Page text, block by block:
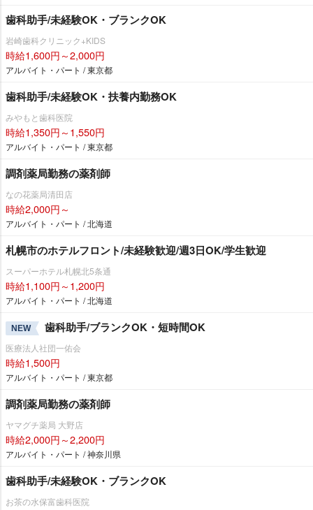
歯科助手/未経験OK・ブランクOK
崎歯科クリニック+KIDS
時給1,600円～2,000円
アルバイト・パート / 東京都
歯科助手/未経験OK・扶養内勤務OK
みやもと歯科医院
時給1,350円～1,550円
アルバイト・パート / 東京都
調剤薬局勤務の薬剤師
なの花薬局清田店
時給2,000円～
アルバイト・パート / 北海道
札幌市のホテルフロント/未経験歓迎/週3日OK/学生歓迎
スーパーホテル札幌北5条通
時給1,100円～1,200円
アルバイト・パート / 北海道
NEW 歯科助手/ブランクOK・短時間OK
医療法人社団一佑会
時給1,500円
アルバイト・パート / 東京都
調剤薬局勤務の薬剤師
ヤマグチ薬局 大野店
時給2,000円～2,200円
アルバイト・パート / 神奈川県
歯科助手/未経験OK・ブランクOK
お茶の水保富歯科医院